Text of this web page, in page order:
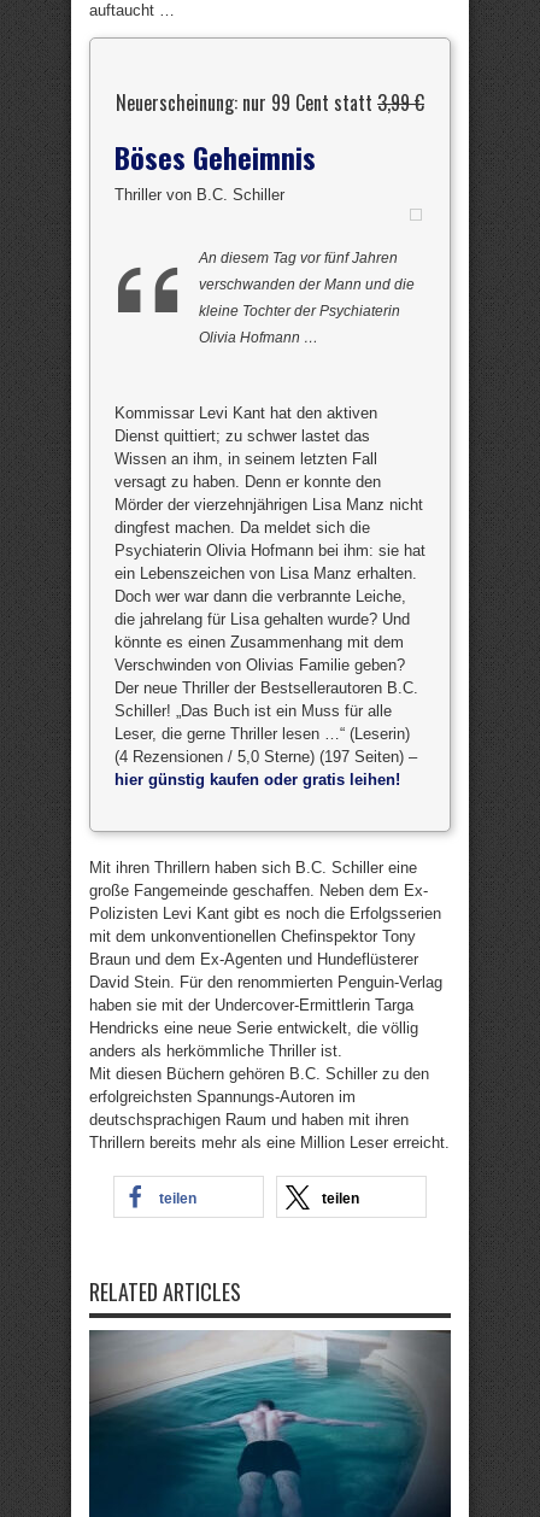
auftaucht …
Neuerscheinung: nur 99 Cent statt 3,99 €
Böses Geheimnis
Thriller von B.C. Schiller
An diesem Tag vor fünf Jahren
verschwanden der Mann und die
kleine Tochter der Psychiaterin
Olivia Hofmann …
Kommissar Levi Kant hat den aktiven
Dienst quittiert; zu schwer lastet das
Wissen an ihm, in seinem letzten Fall
versagt zu haben. Denn er konnte den
Mörder der vierzehnjährigen Lisa Manz nicht
dingfest machen. Da meldet sich die
Psychiaterin Olivia Hofmann bei ihm: sie hat
ein Lebenszeichen von Lisa Manz erhalten.
Doch wer war dann die verbrannte Leiche,
die jahrelang für Lisa gehalten wurde? Und
könnte es einen Zusammenhang mit dem
Verschwinden von Olivias Familie geben?
Der neue Thriller der Bestsellerautoren B.C.
Schiller! „Das Buch ist ein Muss für alle
Leser, die gerne Thriller lesen …“ (Leserin)
(4 Rezensionen / 5,0 Sterne) (197 Seiten) –
hier günstig kaufen oder gratis leihen!
Mit ihren Thrillern haben sich B.C. Schiller eine
große Fangemeinde geschaffen. Neben dem Ex-
Polizisten Levi Kant gibt es noch die Erfolgsserien
mit dem unkonventionellen Chefinspektor Tony
Braun und dem Ex-Agenten und Hundeflüsterer
David Stein. Für den renommierten Penguin-Verlag
haben sie mit der Undercover-Ermittlerin Targa
Hendricks eine neue Serie entwickelt, die völlig
anders als herkömmliche Thriller ist.
Mit diesen Büchern gehören B.C. Schiller zu den
erfolgreichsten Spannungs-Autoren im
deutschsprachigen Raum und haben mit ihren
Thrillern bereits mehr als eine Million Leser erreicht.
teilen teilen
RELATED ARTICLES